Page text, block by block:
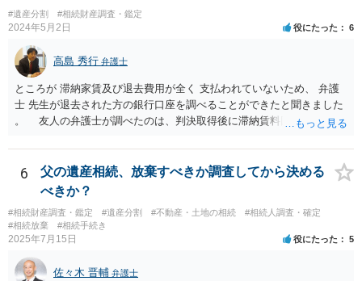
#遺産分割 #相続財産調査・鑑定
2024年5月2日 役にたった 6
高島 秀行 弁護士
ところが 滞納家賃及び退去費用が全く 支払われていないため、 弁護
士 先生が退去された方の銀行口座を調べることができたと聞きました
。 友人の弁護士が調べたのは、判決取得後に滞納賃料回収のため
預金の入出金履歴を調べたわけではありません。 残念ながら、事案
や目的も異なりますし、開示の内容も異なります。
6
父の遺産相続、放棄すべきか調査してから決める
べきか？
#相続財産調査・鑑定 #遺産分割 #不動産・土地の相続
#相続人調査・確定
#相続放棄
#相続手続き
2025年7月15日 役にたった 5
佐々木 晋輔 弁護士